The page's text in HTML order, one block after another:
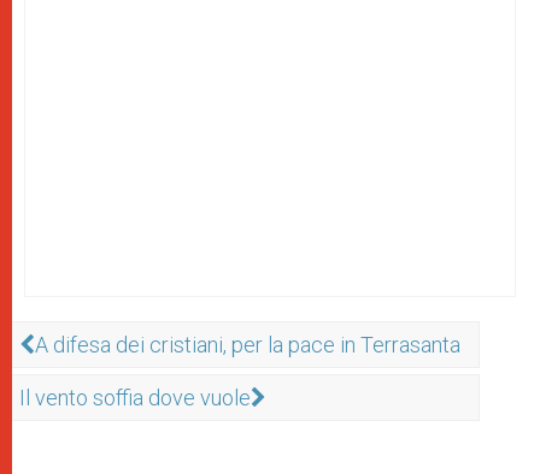
A difesa dei cristiani, per la pace in Terrasanta
Il vento soffia dove vuole